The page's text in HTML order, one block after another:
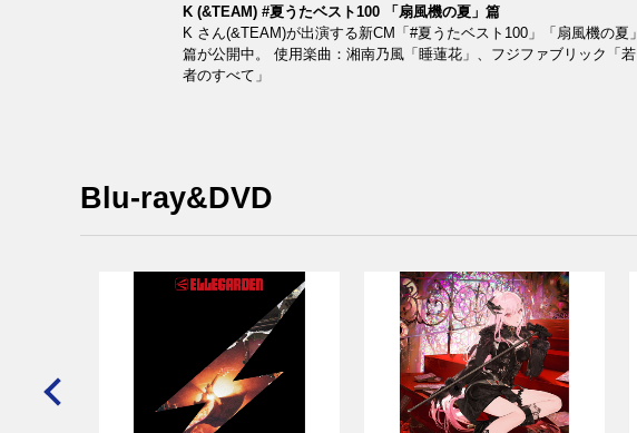
K (&TEAM) #夏うたベスト100 「扇風機の夏」篇
K さん(&TEAM)が出演する新CM「#夏うたベスト100」「扇風機の夏」
篇が公開中。 使用楽曲：湘南乃風「睡蓮花」、フジファブリック「若
者のすべて」
Blu-ray&DVD